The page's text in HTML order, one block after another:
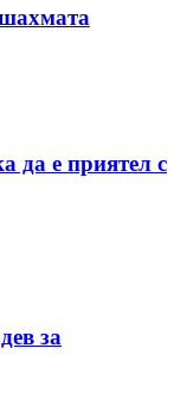
да е приятел с
за